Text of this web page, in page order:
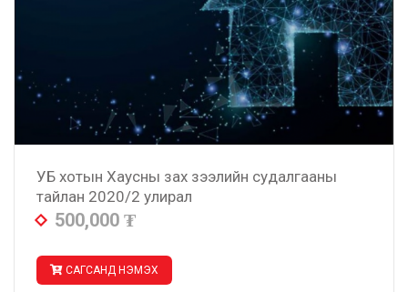
УБ хотын Хаусны зах зээлийн судалгааны
тайлан 2020/2 улирал
500,000 ₮
САГСАНД НЭМЭХ